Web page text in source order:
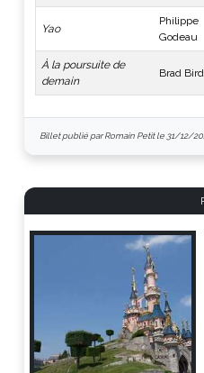
Yao
Philippe
Godeau
À la poursuite de
demain
Brad Bird
Billet publié par Romain Petit le 31/12/